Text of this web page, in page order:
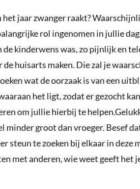
jaar zwanger raakt?
rol ingenomen in jullie
de kinderwens was, zo pijnlijk en
de huisarts maken. Die zal je
wat de oorzaak is van een
het ligt, zodat er gezocht
om jullie hierbij te
minder groot dan vroeger. Besef
steun te zoeken bij elkaar in deze
met anderen, wie weet geeft het